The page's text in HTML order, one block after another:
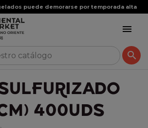
puede demorarse por temporada alta


400UDS